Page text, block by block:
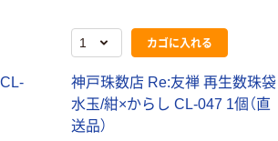
カゴに入れる
神戸珠数店 Re:友禅 再生数珠袋
水玉/紺×からし CL-047 1個（直
送品）
介護用ダイニン
グテーブル
￥29,800~